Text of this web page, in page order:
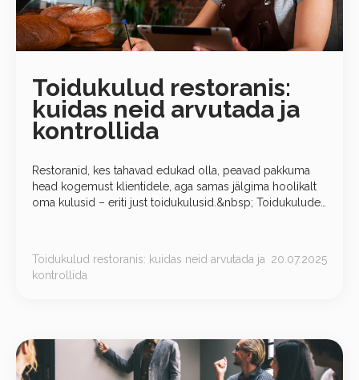
Toidukulud restoranis:
kuidas neid arvutada ja
kontrollida
Restoranid, kes tahavad edukad olla, peavad pakkuma
head kogemust klientidele, aga samas jälgima hoolikalt
oma kulusid – eriti just toidukulusid.&nbsp; Toidukulude
Toidukulud restoranis: kuidas neid arvutada ja
kontrollida
20.07.2025